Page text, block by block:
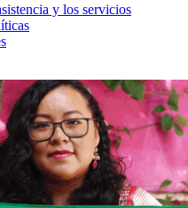
y los servicios